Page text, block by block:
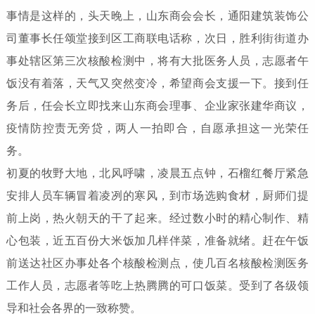
事情是这样的，头天晚上，山东商会会长，通阳建筑装饰公
司董事长任颂堂接到区工商联电话称，次日，胜利街街道办
事处辖区第三次核酸检测中，将有大批医务人员，志愿者午
饭没有着落，天气又突然变冷，希望商会支援一下。接到任
务后，任会长立即找来山东商会理事、企业家张建华商议，
疫情防控责无旁贷，两人一拍即合，自愿承担这一光荣任
务。
初夏的牧野大地，北风呼啸，凌晨五点钟，石榴红餐厅紧急
安排人员车辆冒着凌冽的寒风，到市场选购食材，厨师们提
前上岗，热火朝天的干了起来。经过数小时的精心制作、精
心包装，近五百份大米饭加几样伴菜，准备就绪。赶在午饭
前送达社区办事处各个核酸检测点，使几百名核酸检测医务
工作人员，志愿者等吃上热腾腾的可口饭菜。受到了各级领
导和社会各界的一致称赞。